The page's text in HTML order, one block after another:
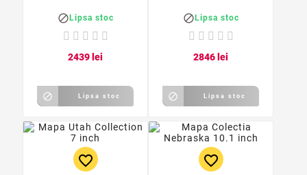
 Lipsa stoc
2439 lei
 Lipsa stoc
 Lipsa stoc
2846 lei
 Lipsa stoc
favorite_border favorite_border